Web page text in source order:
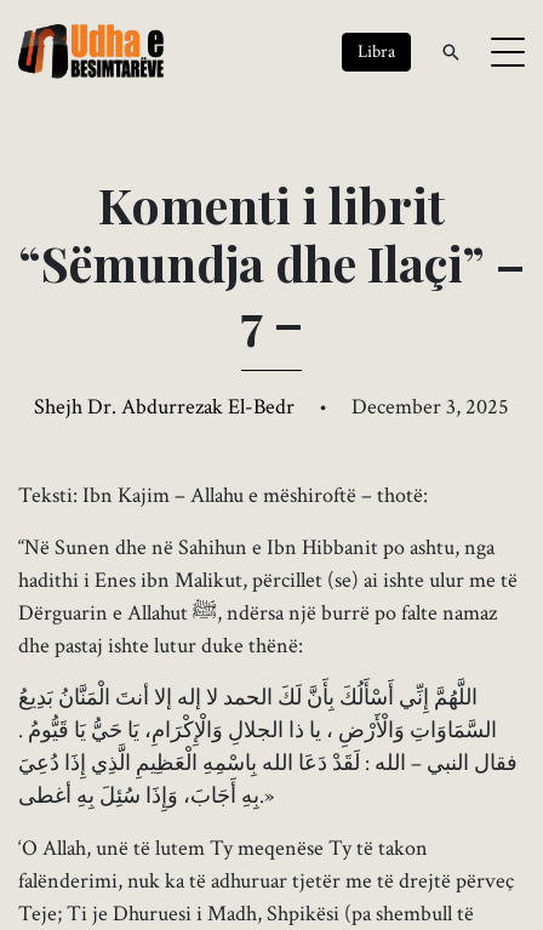
Libra
Komenti i librit
“Sëmundja dhe Ilaçi” –
7 –
Shejh Dr. Abdurrezak El-Bedr • December 3, 2025
Teksti: Ibn Kajim – Allahu e mëshiroftë – thotë:
“Në Sunen dhe në Sahihun e Ibn Hibbanit po ashtu, nga
hadithi i Enes ibn Malikut, përcillet (se) ai ishte ulur me të
Dërguarin e Allahut ﷺ, ndërsa një burrë po falte namaz
dhe pastaj ishte lutur duke thënë:
اللَّهُمَّ إِنِّي أَسْأَلُكَ بِأَنَّ لَكَ الحمد لا إله إلا أنتَ الْمَنَّانُ بَدِيعُ
السَّمَاوَاتِ وَالْأَرْضِ ، يا ذا الجلالِ وَالْإِكْرَامِ، يَا حَيُّ يَا قَيُّومُ .
فقال النبي – الله : لَقَدْ دَعَا الله بِاسْمِهِ الْعَظِيمِ الَّذِي إِذَا دُعِيَ
بِهِ أَجَابَ، وَإِذَا سُئِلَ بِهِ أغطى.»
‘O Allah, unë të lutem Ty meqenëse Ty të takon
falënderimi, nuk ka të adhuruar tjetër me të drejtë përveç
Teje; Ti je Dhuruesi i Madh, Shpikësi (pa shembull të